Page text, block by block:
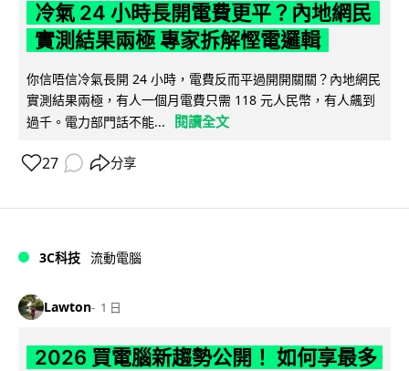
冷氣 24 小時長開電費更平？內地網民
實測結果兩極 專家拆解慳電邏輯
你信唔信冷氣長開 24 小時，電費反而平過開開關關？內地網民
實測結果兩極，有人一個月電費只需 118 元人民幣，有人飆到
過千。電力部門話不能...
閱讀全文
27 分享
3C科技 流動電腦
Lawton 1 日
2026 買電腦新趨勢公開！ 如何享最多